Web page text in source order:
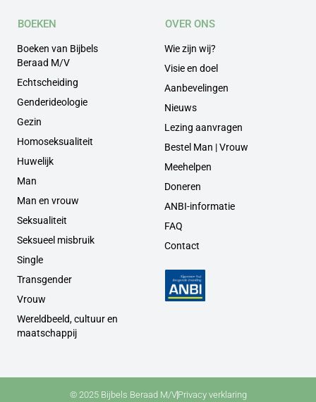
BOEKEN
Boeken van Bijbels
Beraad M/V
Echtscheiding
Genderideologie
Gezin
Homoseksualiteit
Huwelijk
Man
Man en vrouw
Seksualiteit
Seksueel misbruik
Single
Transgender
Vrouw
Wereldbeeld, cultuur en
maatschappij
OVER ONS
Wie zijn wij?
Visie en doel
Aanbevelingen
Nieuws
Lezing aanvragen
Bestel Man | Vrouw
Meehelpen
Doneren
ANBI-informatie
FAQ
Contact
© 2025 Bijbels Beraad M/VPrivacy verklaring